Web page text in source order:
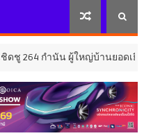
น ผู้ใหญ่บ้านยอดเยี่ยม มอบแหน